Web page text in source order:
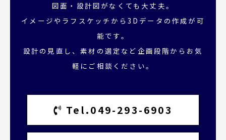
図面・設計図がなくても大丈夫。
イメージやラフスケッチから3Dデータの作成が可
能です。
設計の見直し、素材の選定など企画段階からお気
軽にご相談ください。
Tel.049-293-6903